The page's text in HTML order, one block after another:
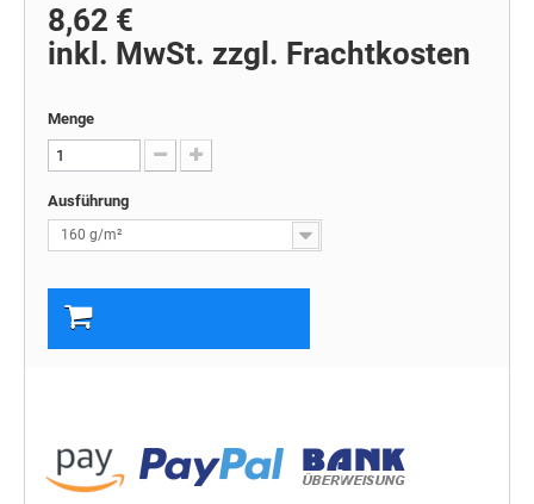
8,62 €
inkl. MwSt. zzgl. Frachtkosten
Menge
Ausführung
160 g/m²